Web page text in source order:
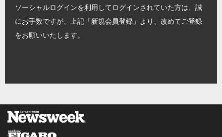
ソーシャルログインを利用してログインされていた方は、誠
にお手数ですが、上記「新規会員登録」より、改めてご登録
をお願いいたします。